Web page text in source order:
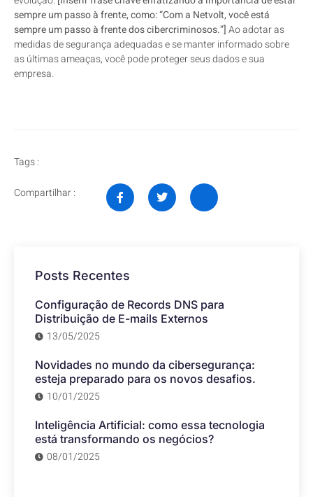
sempre um passo à frente, como: “Com a Netvolt, você está
sempre um passo à frente dos cibercriminosos.”]Ao adotar as
medidas de segurança adequadas e se manter informado sobre
as últimas ameaças, você pode proteger seus dados e sua
empresa.
Tags :
Compartilhar :
Posts Recentes
Configuração de Records DNS para
Distribuição de E-mails Externos
13/05/2025
Novidades no mundo da cibersegurança:
esteja preparado para os novos desafios.
10/01/2025
Inteligência Artificial: como essa tecnologia
está transformando os negócios?
08/01/2025